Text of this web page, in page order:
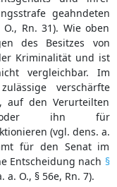
geahndeten
Rn. 31). Wie oben
des Besitzes von
Kriminalität und ist
vergleichbar. Im
verschärfte
auf den Verurteilten
oder ihn für
(vgl. dens. a.
für den Senat im
Entscheidung nach §
O., § 56e, Rn. 7).